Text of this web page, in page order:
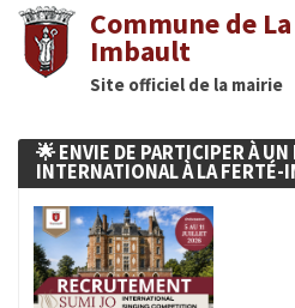
Commune de
Imbault
Site officiel de la mairie
Nous
🌟 ENVIE DE PARTICIPER À UN
INTERNATIONAL À LA FERTÉ-